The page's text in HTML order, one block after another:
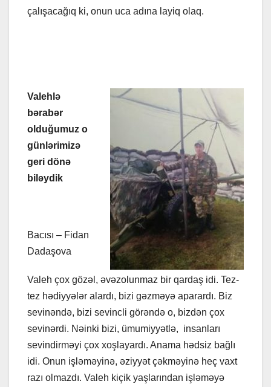
çalışacağıq ki, onun uca adına layiq olaq.
Valehlə
bərabər
olduğumuz o
günlərimizə
geri dönə
biləydik
Bacısı – Fidan
Dadaşova
Valeh çox gözəl, əvəzolunmaz bir qardaş idi. Tez-
tez hədiyyələr alardı, bizi gəzməyə aparardı. Biz
sevinəndə, bizi sevincli görəndə o, bizdən çox
sevinərdi. Nəinki bizi, ümumiyyətlə, insanları
sevindirməyi çox xoşlayardı. Anama hədsiz bağlı
idi. Onun işləməyinə, əziyyət çəkməyinə heç vaxt
razı olmazdı. Valeh kiçik yaşlarından işləməyə